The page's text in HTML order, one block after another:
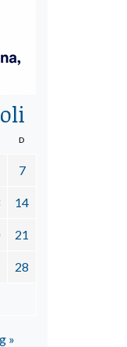
D
7
14
21
28
»